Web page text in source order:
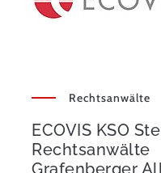
Rechtsanwälte
ECOVIS KSO
Rechtsanwälte
Grafenberger